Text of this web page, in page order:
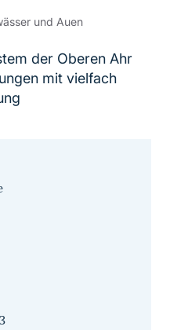
und Auen
der Oberen Ahr
mit vielfach